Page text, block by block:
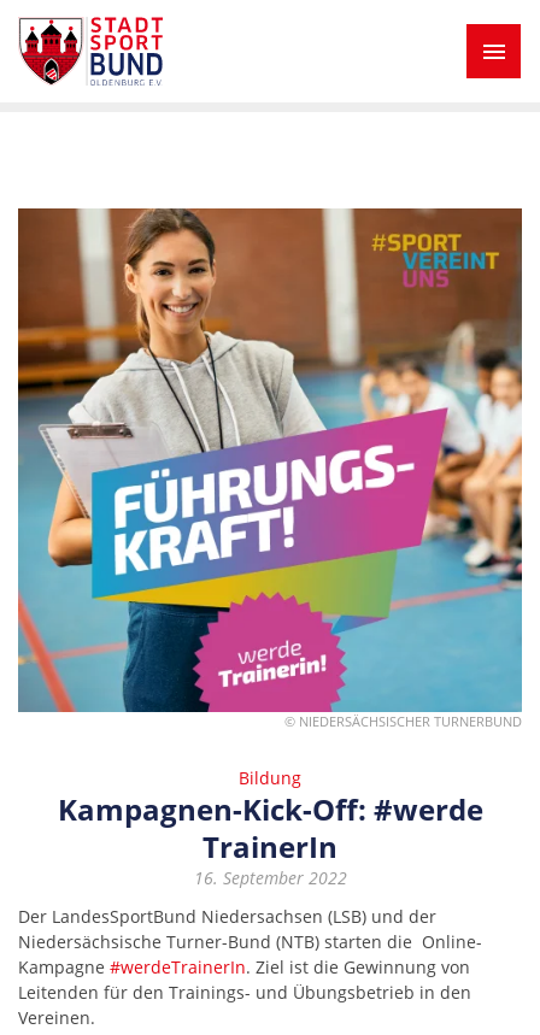
© NIEDERSÄCHSISCHER TURNERBUND
Bildung
Kampagnen-Kick-Off: #werde
TrainerIn
16. September 2022
Der LandesSportBund Niedersachsen (LSB) und der
Niedersächsische Turner-Bund (NTB) starten die Online-
Kampagne #werdeTrainerIn. Ziel ist die Gewinnung von
Leitenden für den Trainings- und Übungsbetrieb in den
Vereinen.